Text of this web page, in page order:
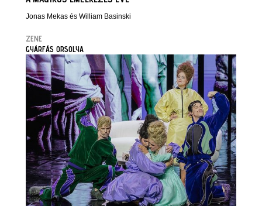
Jonas Mekas és William Basinski
ZENE
GYÁRFÁS ORSOLYA